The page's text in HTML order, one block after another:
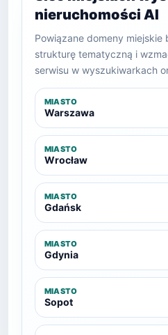
nieruchomości AI
Powiązane domeny miejskie
strukturę tematyczną i
serwisu w wyszukiwarkach
MIASTO
Warszawa
MIASTO
Wrocław
MIASTO
Gdańsk
MIASTO
Gdynia
MIASTO
Sopot